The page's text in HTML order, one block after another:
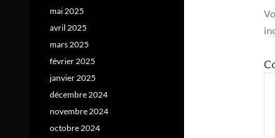
mai 2025
avril 2025
mars 2025
février 2025
janvier 2025
décembre 2024
novembre 2024
octobre 2024